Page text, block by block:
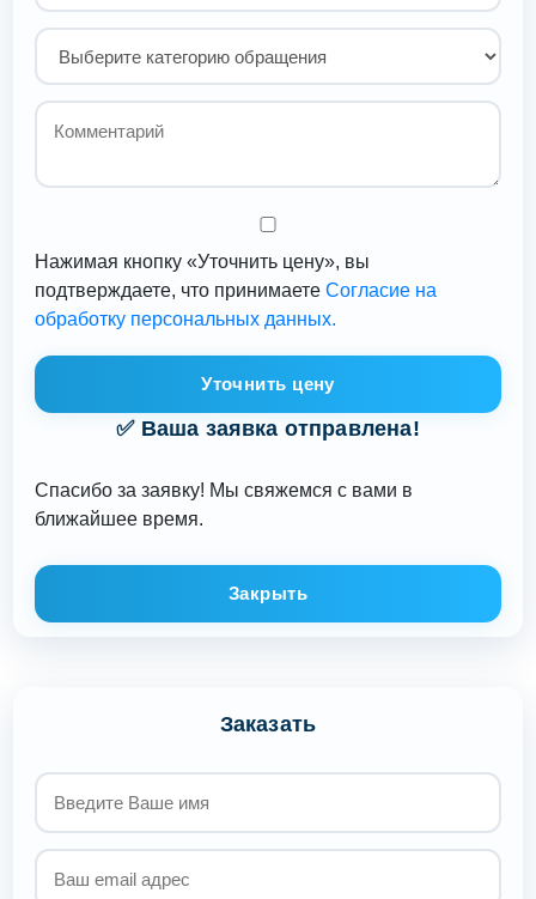
Нажимая кнопку «Уточнить цену», вы
подтверждаете, что принимаетеСогласие на
обработку персональных данных.
Уточнить цену
✅ Ваша заявка отправлена!
Спасибо за заявку! Мы свяжемся с вами в
ближайшее время.
Закрыть
Заказать